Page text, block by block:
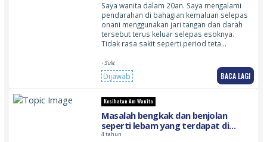
Saya wanita dalam 20an. Saya mengalami
pendarahan di bahagian kemaluan selepas
onani menggunakan jari tangan dan darah
tersebut terus keluar selepas esoknya.
Tidak rasa sakit seperti period teta…
- Sulit
Dijawab BACA LAGI
Kesihatan Am Wanita
Masalah bengkak dan benjolan
seperti lebam yang terdapat di
bahagian vagina
4 tahun